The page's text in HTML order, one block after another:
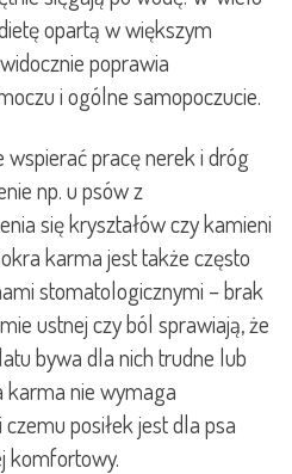
opartą w większym
poprawia
i ogólne samopoczucie.
wspierać pracę nerek i dróg
np. u psów z
się kryształów czy kamieni
karma jest także często
stomatologicznymi – brak
ustnej czy ból sprawiają, że
bywa dla nich trudne lub
karma nie wymaga
posiłek jest dla psa
komfortowy.